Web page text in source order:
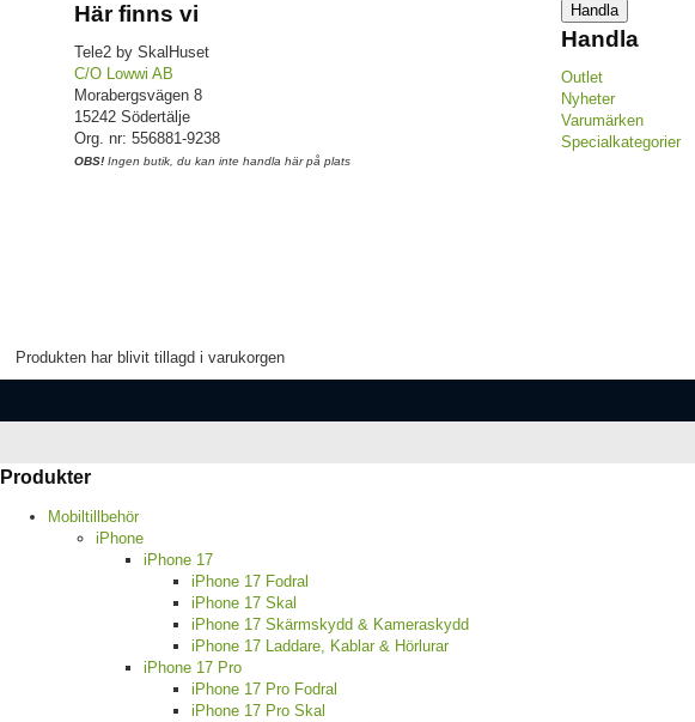
Här finns vi
Tele2 by SkalHuset
C/O Lowwi AB
Morabergsvägen 8
15242 Södertälje
Org. nr: 556881-9238
OBS! Ingen butik, du kan inte handla här på plats
Handla
Handla
Outlet
Nyheter
Varumärken
Specialkategorier
Produkten har blivit tillagd i varukorgen
Produkter
Mobiltillbehör
iPhone
iPhone 17
iPhone 17 Fodral
iPhone 17 Skal
iPhone 17 Skärmskydd & Kameraskydd
iPhone 17 Laddare, Kablar & Hörlurar
iPhone 17 Pro
iPhone 17 Pro Fodral
iPhone 17 Pro Skal